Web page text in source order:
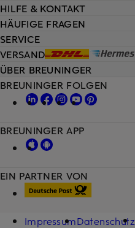
HILFE & KONTAKT
HÄUFIGE FRAGEN
SERVICE
VERSAND
ÜBER BREUNINGER
EIN PARTNER VON
BREUNINGER FOLGEN
BREUNINGER APP
ImpressumDatenschutz